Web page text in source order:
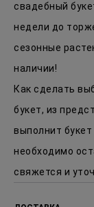
свадебный
недели до
сезонные
наличии!
Как сделать
букет, из
выполнит
необходимо
свяжется и